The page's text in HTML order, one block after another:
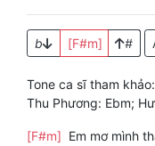
b [F#m] #
Tone ca sĩ tham khảo:
Thu Phương: Ebm;
[F#m] Em mơ mình